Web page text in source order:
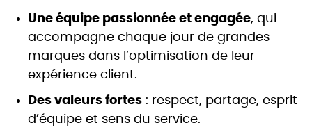
Une équipe passionnée et engagée, qui
accompagne chaque jour de grandes
marques dans l’optimisation de leur
expérience client.
Des valeurs fortes : respect, partage, esprit
d’équipe et sens du service.